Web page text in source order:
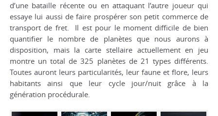
d’une bataille récente ou en attaquant l’autre joueur qui
essaye lui aussi de faire prospérer son petit commerce de
transport de fret. Il est pour le moment difficile de bien
quantifier le nombre de planètes que nous aurons à
disposition, mais la carte stellaire actuellement en jeu
montre un total de 325 planètes de 21 types différents.
Toutes auront leurs particularités, leur faune et flore, leurs
habitants ainsi que leur cycle jour/nuit grâce à la
génération procédurale.